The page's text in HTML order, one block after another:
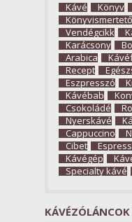
Kávé Könyv
Könyvismertető
Vendégcikk
Karácsony
Arabica
Recept
Eszpresszó
Kávébab
Csokoládé
Nyerskávé
Cappuccino
Cibet
Kávégép
Specialty kávé
KÁVÉZÓLÁNCOK